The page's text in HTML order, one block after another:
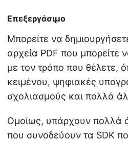
Επεξεργάσιμο
Μπορείτε να
αρχεία PDF που μπορείτε
με τον τρόπο που θέλετε,
κειμένου, ψηφιακές
σχολιασμούς και πολλά
Ομοίως, υπάρχουν πολλά
που συνοδεύουν τα SDK